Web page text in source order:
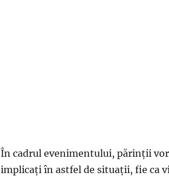
În cadrul evenimentului, părinții
implicați în astfel de situații, fie ca